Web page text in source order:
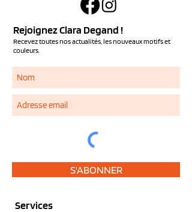
Rejoignez Clara Degand !
Recevez toutes nos actualités, les nouveaux motifs et
couleurs.
S'ABONNER
Services